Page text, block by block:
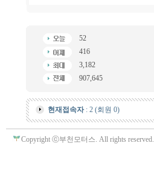
52
416
3,182
907,645
현재접속자: 2 (회원 0)
Copyright ⓒ부천모터스. All rights reserved.